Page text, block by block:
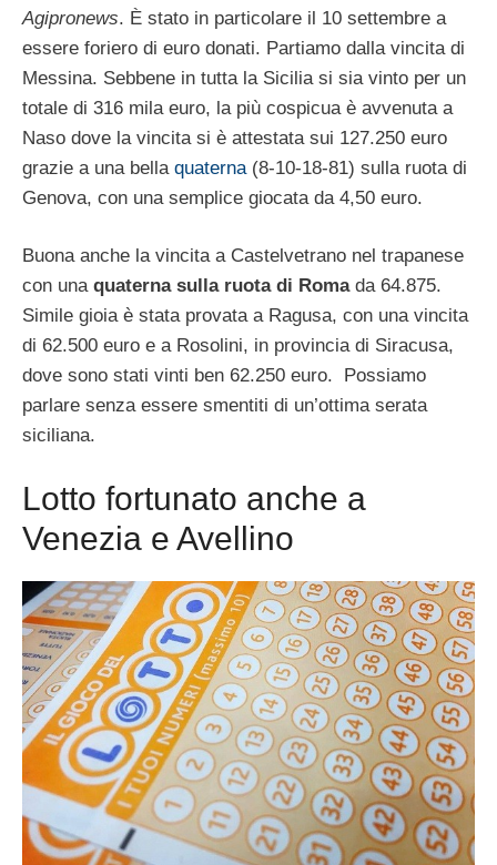
Agipronews. È stato in particolare il 10 settembre a
essere foriero di euro donati. Partiamo dalla vincita di
Messina. Sebbene in tutta la Sicilia si sia vinto per un
totale di 316 mila euro, la più cospicua è avvenuta a
Naso dove la vincita si è attestata sui 127.250 euro
grazie a una bella quaterna (8-10-18-81) sulla ruota di
Genova, con una semplice giocata da 4,50 euro.
Buona anche la vincita a Castelvetrano nel trapanese
con una quaterna sulla ruota di Romada 64.875.
Simile gioia è stata provata a Ragusa, con una vincita
di 62.500 euro e a Rosolini, in provincia di Siracusa,
dove sono stati vinti ben 62.250 euro. Possiamo
parlare senza essere smentiti di un’ottima serata
siciliana.
Lotto fortunato anche a
Venezia e Avellino